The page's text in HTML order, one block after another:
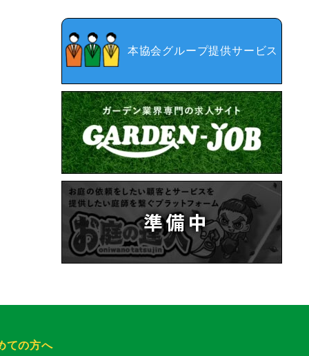
本協会グループ提供サービス
ての方へ